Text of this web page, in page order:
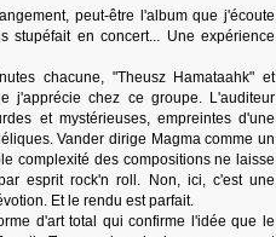
peut-être l'album que j'écoute
en concert... Une expérience
chacune, "Theusz Hamataahk" et
j'apprécie chez ce groupe. L'auditeur
et mystérieuses, empreintes d'une
Vander dirige Magma comme un
complexité des compositions ne laisse
esprit rock'n roll. Non, ici, c'est une
Et le rendu est parfait.
d'art total qui confirme l'idée que le